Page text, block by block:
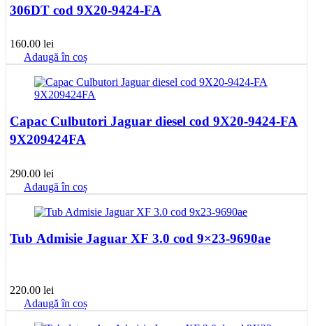
306DT cod 9X20-9424-FA
160.00 lei
Adaugă în coș
Capac Culbutori Jaguar diesel cod 9X20-9424-FA
9X209424FA
290.00 lei
Adaugă în coș
Tub Admisie Jaguar XF 3.0 cod 9×23-9690ae
220.00 lei
Adaugă în coș